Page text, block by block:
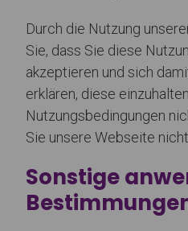
Durch die Nutzung
Sie, dass Sie diese
akzeptieren und sich
erklären, diese
Nutzungsbedingungen
Sie unsere Webseite
Sonstige